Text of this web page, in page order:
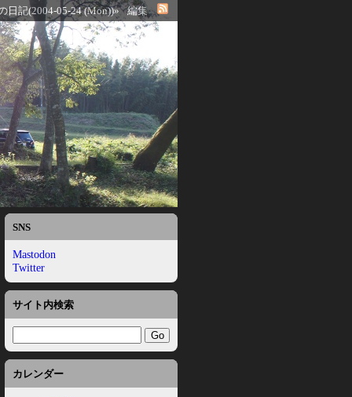
日記(2004-05-24 (Mon))» 編集
SNS
Mastodon
Twitter
サイト内検索
カレンダー